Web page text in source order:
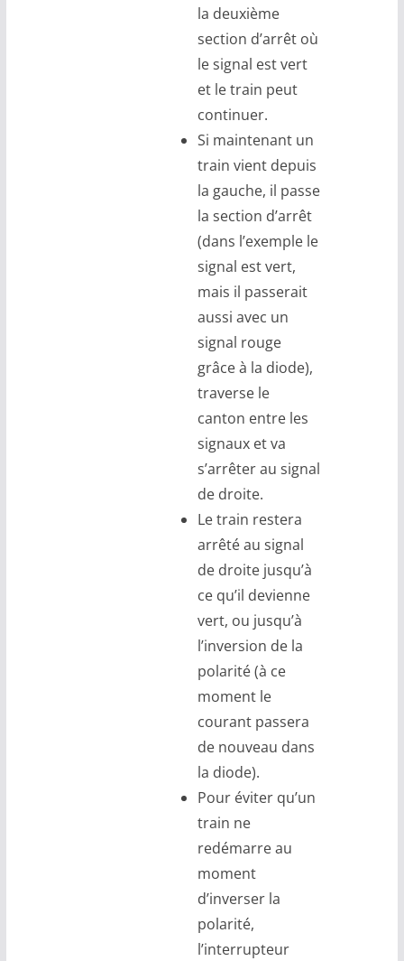
la deuxième
section d’arrêt où
le signal est vert
et le train peut
continuer.
Si maintenant un
train vient depuis
la gauche, il passe
la section d’arrêt
(dans l’exemple le
signal est vert,
mais il passerait
aussi avec un
signal rouge
grâce à la diode),
traverse le
canton entre les
signaux et va
s’arrêter au signal
de droite.
Le train restera
arrêté au signal
de droite jusqu’à
ce qu’il devienne
vert, ou jusqu’à
l’inversion de la
polarité (à ce
moment le
courant passera
de nouveau dans
la diode).
Pour éviter qu’un
train ne
redémarre au
moment
d’inverser la
polarité,
l’interrupteur